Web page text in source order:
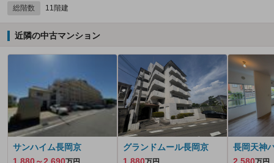
総階数 11階建
近隣の中古マンション
サンハイム長岡京
1,880～2,690
グランドムール長岡京
1,880
長岡天神
2,580